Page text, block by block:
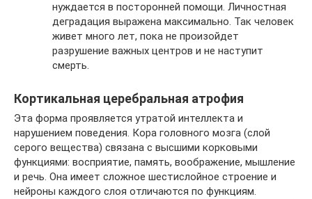
нуждается в посторонней помощи. Личностная
деградация выражена максимально. Так человек
живет много лет, пока не произойдет
разрушение важных центров и не наступит
смерть.
Кортикальная церебральная атрофия
Эта форма проявляется утратой интеллекта и
нарушением поведения. Кора головного мозга (слой
серого вещества) связана с высшими корковыми
функциями: восприятие, память, воображение, мышление
и речь. Она имеет сложное шестислойное строение и
нейроны каждого слоя отличаются по функциям.